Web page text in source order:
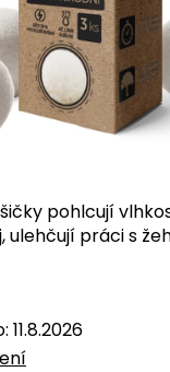
pohlcují
ulehčují práci s
11.8.2026